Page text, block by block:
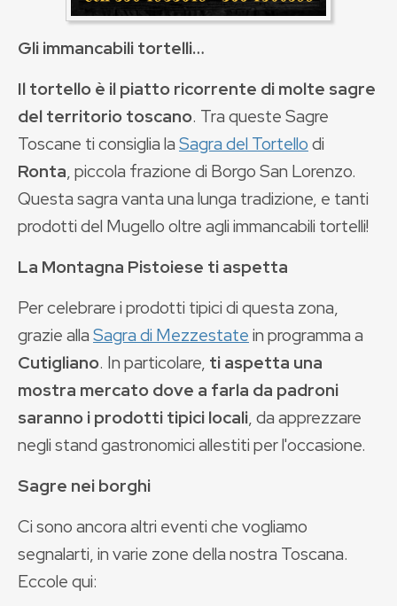
Gli immancabili tortelli…
Il tortello è il piatto ricorrente di molte sagre
del territorio toscano. Tra queste Sagre
Toscane ti consiglia laSagra del Tortellodi
Ronta, piccola frazione di Borgo San Lorenzo.
Questa sagra vanta una lunga tradizione, e tanti
prodotti del Mugello oltre agli immancabili tortelli!
La Montagna Pistoiese ti aspetta
Per celebrare i prodotti tipici di questa zona,
grazie allaSagra di Mezzestatein programma a
Cutigliano. In particolare, ti aspetta una
mostra mercato dove a farla da padroni
saranno i prodotti tipici locali, da apprezzare
negli stand gastronomici allestiti per l'occasione.
Sagre nei borghi
Ci sono ancora altri eventi che vogliamo
segnalarti, in varie zone della nostra Toscana.
Eccole qui: